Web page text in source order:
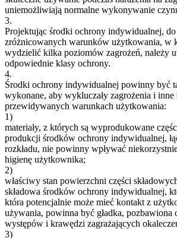
uniemożliwiają normalne wykonywanie
3.
Projektując środki ochrony indywidualnej,
zróżnicowanych warunków użytkowania, w
wydzielić kilka poziomów zagrożeń, należy
odpowiednie klasy ochrony.
4.
Środki ochrony indywidualnej powinny być
wykonane, aby wykluczały zagrożenia i
przewidywanych warunkach użytkowania:
1)
materiały, z których są wyprodukowane
produkcji środków ochrony indywidualnej,
rozkładu, nie powinny wpływać
higienę użytkownika;
2)
właściwy stan powierzchni części
składowa środków ochrony indywidualnej,
która potencjalnie może mieć kontakt z
używania, powinna być gładka, pozbawiona
występów i krawędzi zagrażających
3)